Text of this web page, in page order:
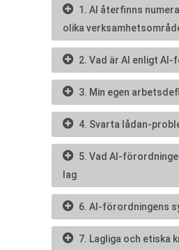
1. AI återfinns
olika
2. Vad är AI enligt
3. Min egen
4. Svarta lådan-
5. Vad AI-
lag
6. AI-förordningens
7. Lagliga och etiska